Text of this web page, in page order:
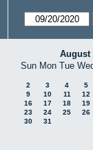
August
Sun Mon Tue
2 3 4
5
9
10 11
12
16
17 18
19
23
24 25
26
30
31